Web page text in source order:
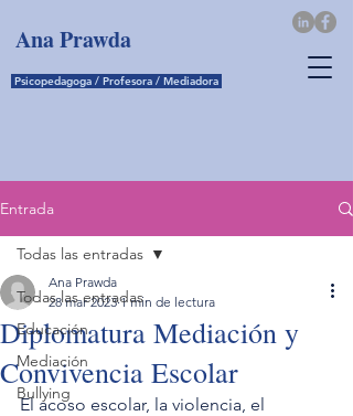
AnaPrawda
Psicopedagoga / Profesora / Mediadora
Entrada
Todas las entradas
Educación
Mediación
Bullying
Todas las entradas
Diplomatura Mediación y
Convivencia Escolar
Ana Prawda
28 mar 2023 1 min de lectura
El acoso escolar, la violencia, el